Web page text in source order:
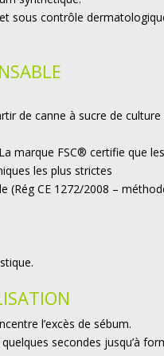
sous contrôle
de canne à sucre de
La marque FSC® certifie que
les plus strictes
(Rég CE 1272/2008 –
l’excès de sébum.
secondes jusqu’à